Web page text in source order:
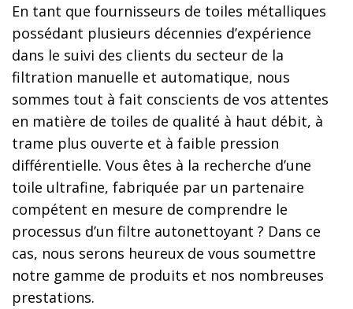
En tant que fournisseurs de toiles métalliques
possédant plusieurs décennies d’expérience
dans le suivi des clients du secteur de la
filtration manuelle et automatique, nous
sommes tout à fait conscients de vos attentes
en matière de toiles de qualité à haut débit, à
trame plus ouverte et à faible pression
différentielle. Vous êtes à la recherche d’une
toile ultrafine, fabriquée par un partenaire
compétent en mesure de comprendre le
processus d’un filtre autonettoyant ? Dans ce
cas, nous serons heureux de vous soumettre
notre gamme de produits et nos nombreuses
prestations.